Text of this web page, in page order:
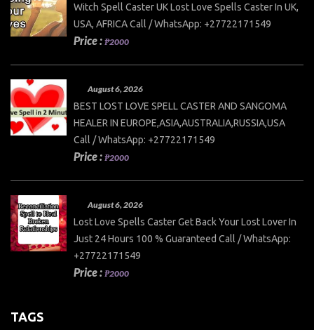
Witch Spell Caster UK Lost Love Spells Caster In UK,
USA, AFRICA Call / WhatsApp: +27722171549
Price : ₱2000
August 6, 2026
BEST LOST LOVE SPELL CASTER AND SANGOMA
HEALER IN EUROPE,ASIA,AUSTRALIA,RUSSIA,USA
Call / WhatsApp: +27722171549
Price : ₱2000
August 6, 2026
Lost Love Spells Caster Get Back Your Lost Lover In
Just 24 Hours 100 % Guaranteed Call / WhatsApp:
+27722171549
Price : ₱2000
TAGS